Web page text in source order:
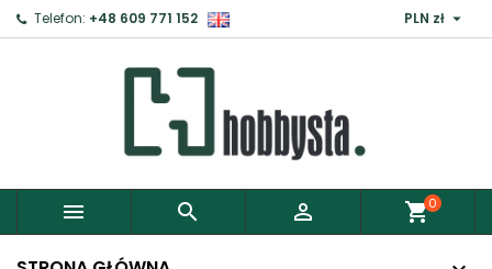
Telefon: +48 609 771 152 PLN zł 
   shopping_cart0
Zaloguj ×
Aby zapisać produkty do Schowka, musisz się
Anuluj Zaloguj